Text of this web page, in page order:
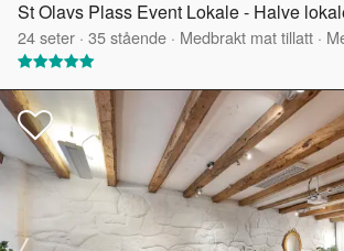
St Olavs Plass Event Lokale - Halve
24seter · 35stående · Medbrakt mat tillatt ·